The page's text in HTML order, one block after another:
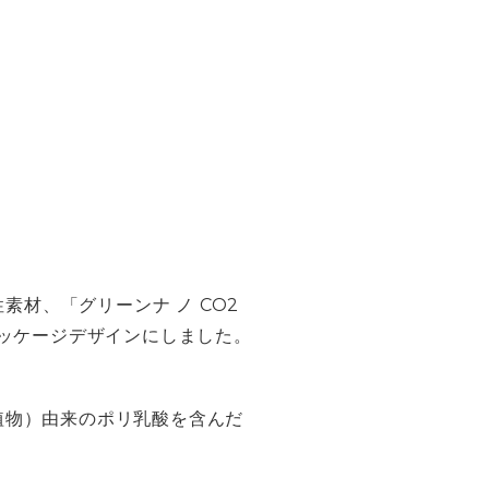
材、「グリーンナ ノ CO2
ージデザインにしました。
）由来のポリ乳酸を含んだ